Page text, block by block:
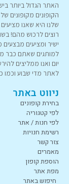
האתר הגדול ביותר
הקופונים מקופונים
שלנו היא שאנו
רוצים לרכוש מהם!
ישיר ומציעים
למותגים שאתם כבר
יום ואנו ממליצים
לאתר מדי שבוע וכמו
ניווט באתר
בחירת קופונים
לפי קטגוריה
לפי חנות / אתר
רשימת חנויות
צור קשר
מאמרים
הוספת קופון
מפת אתר
חיפוש באתר